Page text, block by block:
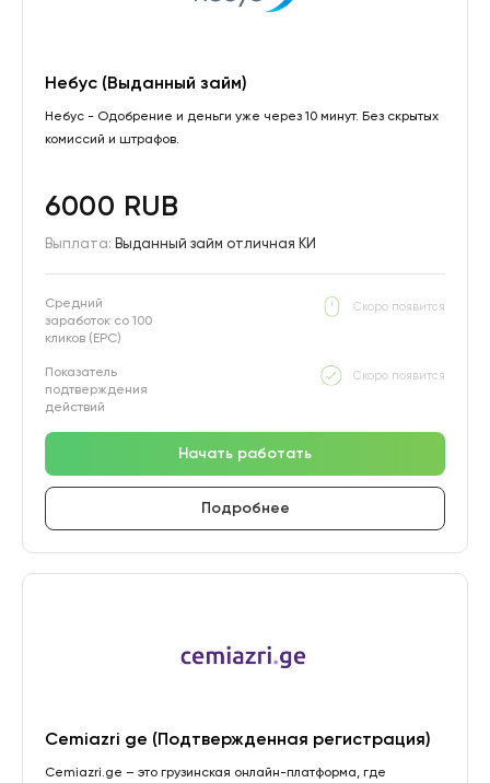
Небус (Выданный займ)
Небус - Одобрение и деньги уже через 10 минут. Без скрытых
комиссий и штрафов.
6000 RUB
Выплата: Выданный займ отличная КИ
Средний
заработок со 100
кликов (EPC)
Скоро появится
Показатель
подтверждения
действий
Скоро появится
Начать работать
Подробнее
Cemiazri ge (Подтвержденная регистрация)
Cemiazri.ge – это грузинская онлайн-платформа, где